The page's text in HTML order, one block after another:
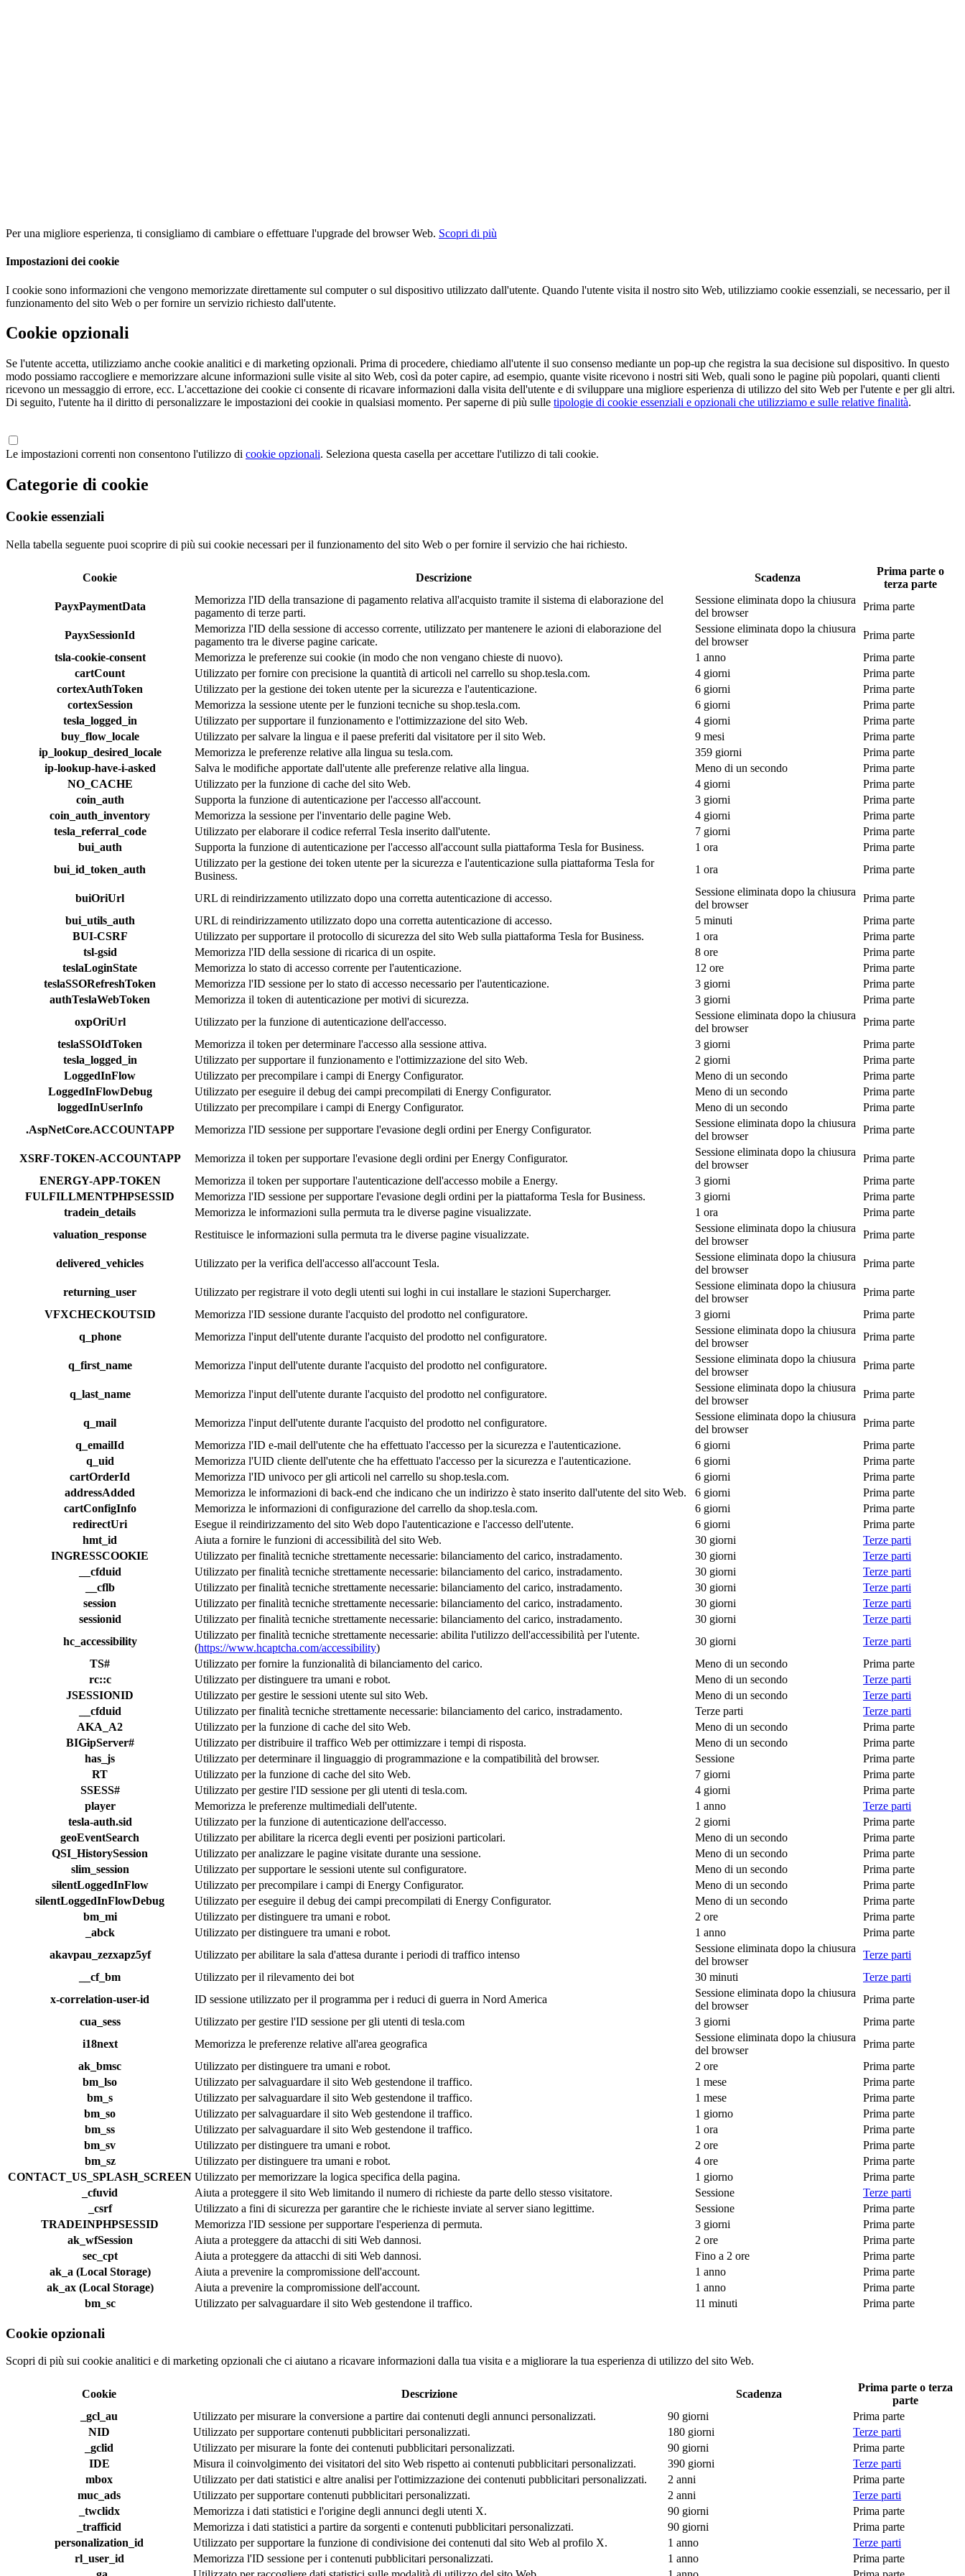
Per una migliore esperienza, ti consigliamo di cambiare o effettuare l'upgrade del browser Web. Scopri di più
Impostazioni dei cookie
I cookie sono informazioni che vengono memorizzate direttamente sul computer o sul dispositivo utilizzato dall'utente. Quando l'utente visita il nostro sito Web, utilizziamo cookie essenziali, se necessario, per il
funzionamento del sito Web o per fornire un servizio richiesto dall'utente.
Cookie opzionali
Se l'utente accetta, utilizziamo anche cookie analitici e di marketing opzionali. Prima di procedere, chiediamo all'utente il suo consenso mediante un pop-up che registra la sua decisione sul dispositivo. In questo
modo possiamo raccogliere e memorizzare alcune informazioni sulle visite al sito Web, così da poter capire, ad esempio, quante visite ricevono i nostri siti Web, quali sono le pagine più popolari, quanti clienti
ricevono un messaggio di errore, ecc. L'accettazione dei cookie ci consente di ricavare informazioni dalla visita dell'utente e di sviluppare una migliore esperienza di utilizzo del sito Web per l'utente e per gli altri.
Di seguito, l'utente ha il diritto di personalizzare le impostazioni dei cookie in qualsiasi momento. Per saperne di più sulle tipologie di cookie essenziali e opzionali che utilizziamo e sulle relative finalità.
Le impostazioni correnti non consentono l'utilizzo di cookie opzionali. Seleziona questa casella per accettare l'utilizzo di tali cookie.
Categorie di cookie
Cookie essenziali
Nella tabella seguente puoi scoprire di più sui cookie necessari per il funzionamento del sito Web o per fornire il servizio che hai richiesto.
Cookie Descrizione Scadenza
Prima parte o
terza parte
PayxPaymentData
Memorizza l'ID della transazione di pagamento relativa all'acquisto tramite il sistema di elaborazione del
pagamento di terze parti.
Sessione eliminata dopo la chiusura
del browser
Prima parte
PayxSessionId
Memorizza l'ID della sessione di accesso corrente, utilizzato per mantenere le azioni di elaborazione del
pagamento tra le diverse pagine caricate.
Sessione eliminata dopo la chiusura
del browser
Prima parte
tsla-cookie-consent
Memorizza le preferenze sui cookie (in modo che non vengano chieste di nuovo). 1 anno
Prima parte
cartCount
Utilizzato per fornire con precisione la quantità di articoli nel carrello su shop.tesla.com. 4 giorni
Prima parte
cortexAuthToken
Utilizzato per la gestione dei token utente per la sicurezza e l'autenticazione. 6 giorni
Prima parte
cortexSession
Memorizza la sessione utente per le funzioni tecniche su shop.tesla.com. 6 giorni
Prima parte
tesla_logged_in
Utilizzato per supportare il funzionamento e l'ottimizzazione del sito Web. 4 giorni
Prima parte
buy_flow_locale
Utilizzato per salvare la lingua e il paese preferiti dal visitatore per il sito Web. 9 mesi
Prima parte
ip_lookup_desired_locale
Memorizza le preferenze relative alla lingua su tesla.com. 359 giorni
Prima parte
ip-lookup-have-i-asked
Salva le modifiche apportate dall'utente alle preferenze relative alla lingua. Meno di un secondo
Prima parte
NO_CACHE
Utilizzato per la funzione di cache del sito Web. 4 giorni
Prima parte
coin_auth
Supporta la funzione di autenticazione per l'accesso all'account. 3 giorni
Prima parte
coin_auth_inventory
Memorizza la sessione per l'inventario delle pagine Web. 4 giorni
Prima parte
tesla_referral_code
Utilizzato per elaborare il codice referral Tesla inserito dall'utente. 7 giorni
Prima parte
bui_auth
Supporta la funzione di autenticazione per l'accesso all'account sulla piattaforma Tesla for Business. 1 ora
Prima parte
bui_id_token_auth
Utilizzato per la gestione dei token utente per la sicurezza e l'autenticazione sulla piattaforma Tesla for
Business.
1 ora Prima parte
buiOriUrl URL di reindirizzamento utilizzato dopo una corretta autenticazione di accesso.
Sessione eliminata dopo la chiusura
del browser
Prima parte
bui_utils_auth
URL di reindirizzamento utilizzato dopo una corretta autenticazione di accesso. 5 minuti
Prima parte
BUI-CSRF
Utilizzato per supportare il protocollo di sicurezza del sito Web sulla piattaforma Tesla for Business. 1 ora
Prima parte
tsl-gsid
Memorizza l'ID della sessione di ricarica di un ospite. 8 ore
Prima parte
teslaLoginState
Memorizza lo stato di accesso corrente per l'autenticazione. 12 ore
Prima parte
teslaSSORefreshToken
Memorizza l'ID sessione per lo stato di accesso necessario per l'autenticazione. 3 giorni
Prima parte
authTeslaWebToken
Memorizza il token di autenticazione per motivi di sicurezza. 3 giorni
Prima parte
oxpOriUrl
Utilizzato per la funzione di autenticazione dell'accesso.
Sessione eliminata dopo la chiusura
del browser
Prima parte
teslaSSOIdToken
Memorizza il token per determinare l'accesso alla sessione attiva. 3 giorni
Prima parte
tesla_logged_in
Utilizzato per supportare il funzionamento e l'ottimizzazione del sito Web. 2 giorni
Prima parte
LoggedInFlow
Utilizzato per precompilare i campi di Energy Configurator. Meno di un secondo
Prima parte
LoggedInFlowDebug
Utilizzato per eseguire il debug dei campi precompilati di Energy Configurator. Meno di un secondo
Prima parte
loggedInUserInfo
Utilizzato per precompilare i campi di Energy Configurator. Meno di un secondo
Prima parte
.AspNetCore.ACCOUNTAPP
Memorizza l'ID sessione per supportare l'evasione degli ordini per Energy Configurator.
Sessione eliminata dopo la chiusura
del browser
Prima parte
XSRF-TOKEN-ACCOUNTAPP Memorizza il token per supportare l'evasione degli ordini per Energy Configurator.
Sessione eliminata dopo la chiusura
del browser
Prima parte
ENERGY-APP-TOKEN
Memorizza il token per supportare l'autenticazione dell'accesso mobile a Energy. 3 giorni
Prima parte
FULFILLMENTPHPSESSID
Memorizza l'ID sessione per supportare l'evasione degli ordini per la piattaforma Tesla for Business. 3 giorni
Prima parte
tradein_details
Memorizza le informazioni sulla permuta tra le diverse pagine visualizzate. 1 ora
Prima parte
valuation_response
Restituisce le informazioni sulla permuta tra le diverse pagine visualizzate.
Sessione eliminata dopo la chiusura
del browser
Prima parte
delivered_vehicles Utilizzato per la verifica dell'accesso all'account Tesla.
Sessione eliminata dopo la chiusura
del browser
Prima parte
returning_user Utilizzato per registrare il voto degli utenti sui loghi in cui installare le stazioni Supercharger.
Sessione eliminata dopo la chiusura
del browser
Prima parte
VFXCHECKOUTSID
Memorizza l'ID sessione durante l'acquisto del prodotto nel configuratore. 3 giorni
Prima parte
q_phone
Memorizza l'input dell'utente durante l'acquisto del prodotto nel configuratore.
Sessione eliminata dopo la chiusura
del browser
Prima parte
q_first_name Memorizza l'input dell'utente durante l'acquisto del prodotto nel configuratore.
Sessione eliminata dopo la chiusura
del browser
Prima parte
q_last_name Memorizza l'input dell'utente durante l'acquisto del prodotto nel configuratore.
Sessione eliminata dopo la chiusura
del browser
Prima parte
q_mail Memorizza l'input dell'utente durante l'acquisto del prodotto nel configuratore.
Sessione eliminata dopo la chiusura
del browser
Prima parte
q_emailId
Memorizza l'ID e-mail dell'utente che ha effettuato l'accesso per la sicurezza e l'autenticazione. 6 giorni
Prima parte
q_uid
Memorizza l'UID cliente dell'utente che ha effettuato l'accesso per la sicurezza e l'autenticazione. 6 giorni
Prima parte
cartOrderId
Memorizza l'ID univoco per gli articoli nel carrello su shop.tesla.com. 6 giorni
Prima parte
addressAdded
Memorizza le informazioni di back-end che indicano che un indirizzo è stato inserito dall'utente del sito Web. 6 giorni
Prima parte
cartConfigInfo
Memorizza le informazioni di configurazione del carrello da shop.tesla.com. 6 giorni
Prima parte
redirectUri
Esegue il reindirizzamento del sito Web dopo l'autenticazione e l'accesso dell'utente. 6 giorni
Prima parte
hmt_id
Aiuta a fornire le funzioni di accessibilità del sito Web. 30 giorni
Terze parti
INGRESSCOOKIE
Utilizzato per finalità tecniche strettamente necessarie: bilanciamento del carico, instradamento. 30 giorni
Terze parti
__cfduid
Utilizzato per finalità tecniche strettamente necessarie: bilanciamento del carico, instradamento. 30 giorni
Terze parti
__cflb
Utilizzato per finalità tecniche strettamente necessarie: bilanciamento del carico, instradamento. 30 giorni
Terze parti
session
Utilizzato per finalità tecniche strettamente necessarie: bilanciamento del carico, instradamento. 30 giorni
Terze parti
sessionid
Utilizzato per finalità tecniche strettamente necessarie: bilanciamento del carico, instradamento. 30 giorni
Terze parti
hc_accessibility
Utilizzato per finalità tecniche strettamente necessarie: abilita l'utilizzo dell'accessibilità per l'utente.
(https://www.hcaptcha.com/accessibility)
30 giorni
Terze parti
TS#
Utilizzato per fornire la funzionalità di bilanciamento del carico. Meno di un secondo
Prima parte
rc::c
Utilizzato per distinguere tra umani e robot. Meno di un secondo
Terze parti
JSESSIONID
Utilizzato per gestire le sessioni utente sul sito Web. Meno di un secondo
Terze parti
__cfduid
Utilizzato per finalità tecniche strettamente necessarie: bilanciamento del carico, instradamento. Terze parti
Terze parti
AKA_A2
Utilizzato per la funzione di cache del sito Web. Meno di un secondo
Prima parte
BIGipServer#
Utilizzato per distribuire il traffico Web per ottimizzare i tempi di risposta. Meno di un secondo
Prima parte
has_js
Utilizzato per determinare il linguaggio di programmazione e la compatibilità del browser. Sessione
Prima parte
RT
Utilizzato per la funzione di cache del sito Web. 7 giorni
Prima parte
SSESS#
Utilizzato per gestire l'ID sessione per gli utenti di tesla.com. 4 giorni
Prima parte
player
Memorizza le preferenze multimediali dell'utente. 1 anno
Terze parti
tesla-auth.sid
Utilizzato per la funzione di autenticazione dell'accesso. 2 giorni
Prima parte
geoEventSearch
Utilizzato per abilitare la ricerca degli eventi per posizioni particolari. Meno di un secondo
Prima parte
QSI_HistorySession
Utilizzato per analizzare le pagine visitate durante una sessione. Meno di un secondo
Prima parte
slim_session
Utilizzato per supportare le sessioni utente sul configuratore. Meno di un secondo
Prima parte
silentLoggedInFlow
Utilizzato per precompilare i campi di Energy Configurator. Meno di un secondo
Prima parte
silentLoggedInFlowDebug
Utilizzato per eseguire il debug dei campi precompilati di Energy Configurator. Meno di un secondo
Prima parte
bm_mi
Utilizzato per distinguere tra umani e robot. 2 ore
Prima parte
_abck
Utilizzato per distinguere tra umani e robot. 1 anno
Prima parte
akavpau_zezxapz5yf
Utilizzato per abilitare la sala d'attesa durante i periodi di traffico intenso
Sessione eliminata dopo la chiusura
del browser
Terze parti
__cf_bm
Utilizzato per il rilevamento dei bot 30 minuti
Terze parti
x-correlation-user-id
ID sessione utilizzato per il programma per i reduci di guerra in Nord America
Sessione eliminata dopo la chiusura
del browser
Prima parte
cua_sess
Utilizzato per gestire l'ID sessione per gli utenti di tesla.com 3 giorni
Prima parte
i18next
Memorizza le preferenze relative all'area geografica
Sessione eliminata dopo la chiusura
del browser
Prima parte
ak_bmsc
Utilizzato per distinguere tra umani e robot. 2 ore
Prima parte
bm_lso
Utilizzato per salvaguardare il sito Web gestendone il traffico. 1 mese
Prima parte
bm_s
Utilizzato per salvaguardare il sito Web gestendone il traffico. 1 mese
Prima parte
bm_so
Utilizzato per salvaguardare il sito Web gestendone il traffico. 1 giorno
Prima parte
bm_ss
Utilizzato per salvaguardare il sito Web gestendone il traffico. 1 ora
Prima parte
bm_sv
Utilizzato per distinguere tra umani e robot. 2 ore
Prima parte
bm_sz
Utilizzato per distinguere tra umani e robot. 4 ore
Prima parte
CONTACT_US_SPLASH_SCREEN Utilizzato per memorizzare la logica specifica della pagina. 1 giorno
Prima parte
_cfuvid
Aiuta a proteggere il sito Web limitando il numero di richieste da parte dello stesso visitatore. Sessione
Terze parti
_csrf
Utilizzato a fini di sicurezza per garantire che le richieste inviate al server siano legittime. Sessione
Prima parte
TRADEINPHPSESSID
Memorizza l'ID sessione per supportare l'esperienza di permuta. 3 giorni
Prima parte
ak_wfSession
Aiuta a proteggere da attacchi di siti Web dannosi. 2 ore
Prima parte
sec_cpt
Aiuta a proteggere da attacchi di siti Web dannosi. Fino a 2 ore
Prima parte
ak_a (Local Storage)
Aiuta a prevenire la compromissione dell'account. 1 anno
Prima parte
ak_ax (Local Storage)
Aiuta a prevenire la compromissione dell'account. 1 anno
Prima parte
bm_sc
Utilizzato per salvaguardare il sito Web gestendone il traffico. 11 minuti Prima parte
Cookie opzionali
Scopri di più sui cookie analitici e di marketing opzionali che ci aiutano a ricavare informazioni dalla tua visita e a migliorare la tua esperienza di utilizzo del sito Web.
Cookie Descrizione Scadenza
Prima parte o terza
parte
_gcl_au
Utilizzato per misurare la conversione a partire dai contenuti degli annunci personalizzati. 90 giorni
Prima parte
NID
Utilizzato per supportare contenuti pubblicitari personalizzati. 180 giorni
Terze parti
_gclid
Utilizzato per misurare la fonte dei contenuti pubblicitari personalizzati. 90 giorni
Prima parte
IDE
Misura il coinvolgimento dei visitatori del sito Web rispetto ai contenuti pubblicitari personalizzati. 390 giorni
Terze parti
mbox
Utilizzato per dati statistici e altre analisi per l'ottimizzazione dei contenuti pubblicitari personalizzati. 2 anni
Prima parte
muc_ads
Utilizzato per supportare contenuti pubblicitari personalizzati. 2 anni
Terze parti
_twclidx
Memorizza i dati statistici e l'origine degli annunci degli utenti X. 90 giorni
Prima parte
_trafficid
Memorizza i dati statistici a partire da sorgenti e contenuti pubblicitari personalizzati. 90 giorni
Prima parte
personalization_id
Utilizzato per supportare la funzione di condivisione dei contenuti dal sito Web al profilo X. 1 anno
Terze parti
rl_user_id
Memorizza l'ID sessione per i contenuti pubblicitari personalizzati. 1 anno
Prima parte